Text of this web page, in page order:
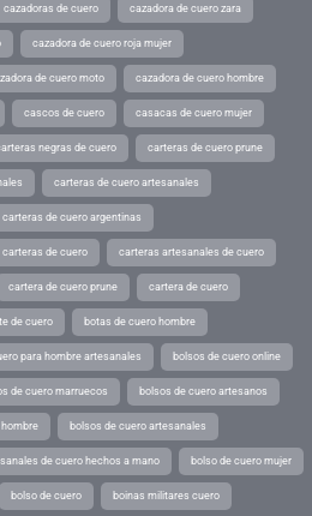
cazadoras de cuero cazadora de cuero zara
cazadora de cuero roja mujer
de cuero moto cazadora de cuero hombre
cascos de cuero casacas de cuero mujer
negras de cuero carteras de cuero prune
carteras de cuero artesanales
carteras de cuero argentinas
carteras de cuero carteras artesanales de cuero
cartera de cuero prune cartera de cuero
de cuero botas de cuero hombre
para hombre artesanales bolsos de cuero online
de cuero marruecos bolsos de cuero artesanos
bolsos de cuero artesanales
de cuero hechos a mano bolso de cuero mujer
bolso de cuero boinas militares cuero